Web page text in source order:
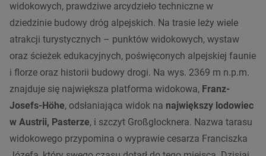
widokowych, prawdziwe arcydzieło techniczne w
dziedzinie budowy dróg alpejskich. Na trasie leży wiele
atrakcji turystycznych – punktów widokowych, wystaw
oraz ścieżek edukacyjnych, poświęconych alpejskiej faunie
i florze oraz historii budowy drogi. Na wys. 2369 m n.p.m.
znajduje się największa platforma widokowa, Franz-
Josefs-Höhe, odsłaniająca widok na największy lodowiec
w Austrii, Pasterze, i szczyt Großglocknera. Nazwa tarasu
widokowego przypomina o wyprawie cesarza Franciszka